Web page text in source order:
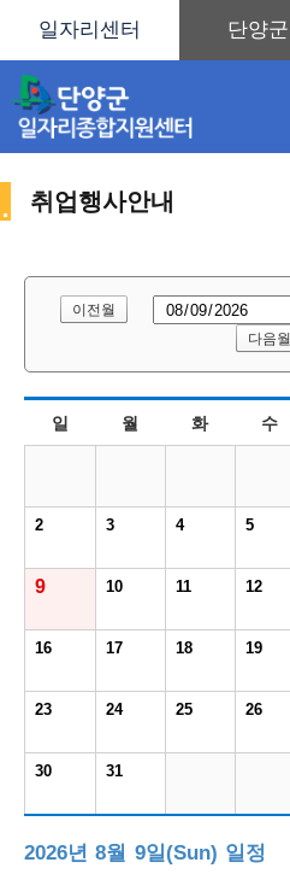
취업행사안내
이전월
다음월
일 월 화 수
2 3 4 5
9 10 11 12
16 17 18 19
23 24 25 26
30 31
2026년 8월 9일(Sun) 일정
취
업
도
우